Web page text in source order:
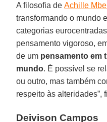
A filosofia de Achille
transformando o mundo
categorias
pensamento vigoroso,
de um pensamento em
mundo. É possível se
ou outro, mas também
respeito às alteridades”,
Deivison Campos